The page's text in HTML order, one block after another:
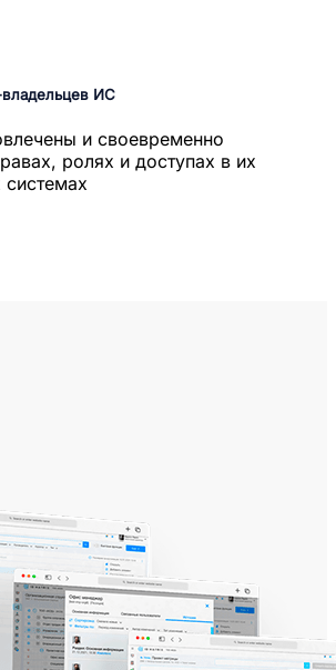
ИС
и своевременно
ролях и доступах в их